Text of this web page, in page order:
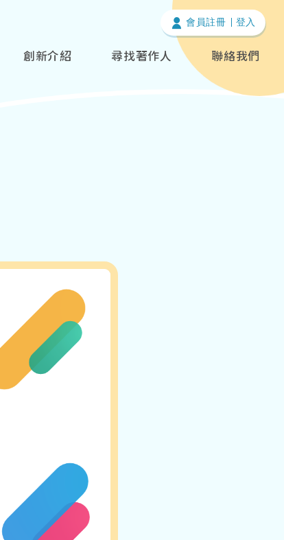
會員註冊 登入
創新介紹 尋找著作人 聯絡我們